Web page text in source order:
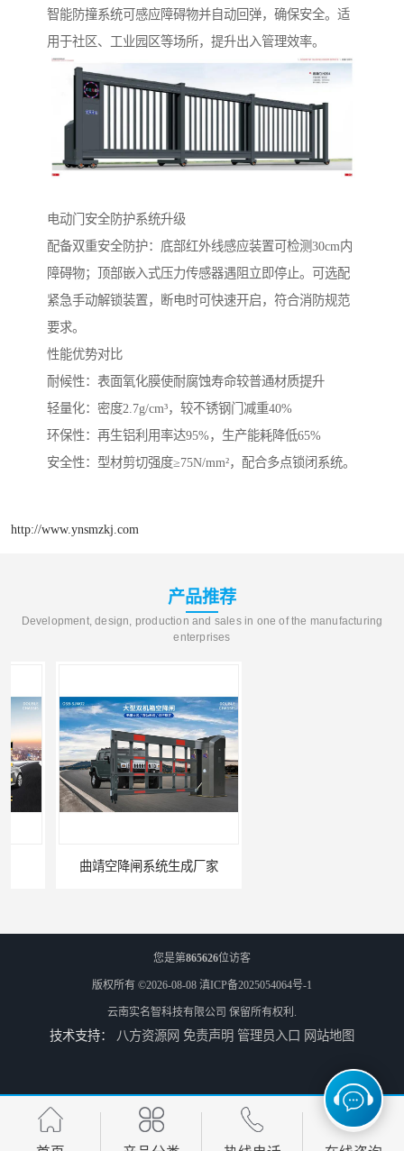
智能防撞系统可感应障碍物并自动回弹，确保安全。适
用于社区、工业园区等场所，提升出入管理效率。
电动门安全防护系统升级‌
配备双重安全防护：底部红外线感应装置可检测30cm内
障碍物；顶部嵌入式压力传感器遇阻立即停止。可选配
紧急手动解锁装置，断电时可快速开启，符合消防规范
要求。
性能优势对比
‌耐候性‌：表面氧化膜使耐腐蚀寿命较普通材质提升
‌轻量化‌：密度2.7g/cm³，较不锈钢门减重40%
‌环保性‌：再生铝利用率达95%，生产能耗降低65%
‌安全性‌：型材剪切强度≥75N/mm²，配合多点锁闭系统。
http://www.ynsmzkj.com
产品推荐
Development, design, production and sales in one of the manufacturing
enterprises
曲靖空降闸系统生成厂家
德宏工业闸门厂家 普洱大型闸门厂家
您是第865626位访客
版权所有 ©2026-08-08 滇ICP备2025054064号-1
云南实名智科技有限公司 保留所有权利.
技术支持： 八方资源网 免责声明 管理员入口 网站地图